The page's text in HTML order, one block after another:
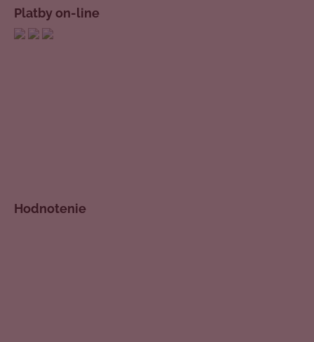
Platby on-line
Hodnotenie